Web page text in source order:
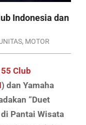
Indonesia dan
, MOTOR
Club
) dan Yamaha
“Duet
Pantai Wisata